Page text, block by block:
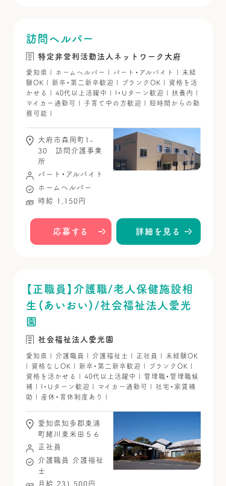
訪問ヘルパー
特定非営利活動法人ネットワーク大府
愛知県 | ホームヘルパー | パート・アルバイト | 未経
験OK | 新卒・第二新卒歓迎 | ブランクOK | 資格を活
かせる | 40代以上活躍中 | I・Uターン歓迎 | 扶養内 |
マイカー通勤可 | 子育て中の方歓迎 | 短時間からの勤
務可能 |
大府市森岡町1-
30 訪問介護事業
所
パート・アルバイト
ホームヘルパー
時給 1,150円
応募する 詳細を見る
【正職員】介護職/老人保健施設相
生（あいおい）/社会福祉法人愛光
園
社会福祉法人愛光園
愛知県 | 介護職員 | 介護福祉士 | 正社員 | 未経験OK
| 資格なしOK | 新卒・第二新卒歓迎 | ブランクOK |
資格を活かせる | 40代以上活躍中 | 管理職・管理職候
補 | I・Uターン歓迎 | マイカー通勤可 | 社宅・家賃補
助 | 産休・育休制度あり |
愛知県知多郡東浦
町緒川東米田５６
正社員
介護職員
介護福祉
士
月給 231,500円